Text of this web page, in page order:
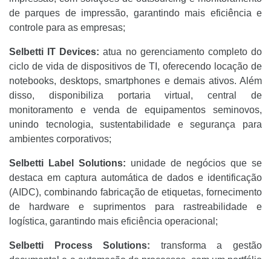
de parques de impressão, garantindo mais eficiência e
controle para as empresas;
Selbetti IT Devices: atua no gerenciamento completo do
ciclo de vida de dispositivos de TI, oferecendo locação de
notebooks, desktops, smartphones e demais ativos. Além
disso, disponibiliza portaria virtual, central de
monitoramento e venda de equipamentos seminovos,
unindo tecnologia, sustentabilidade e segurança para
ambientes corporativos;
Selbetti Label Solutions: unidade de negócios que se
destaca em captura automática de dados e identificação
(AIDC), combinando fabricação de etiquetas, fornecimento
de hardware e suprimentos para rastreabilidade e
logística, garantindo mais eficiência operacional;
Selbetti Process Solutions: transforma a gestão